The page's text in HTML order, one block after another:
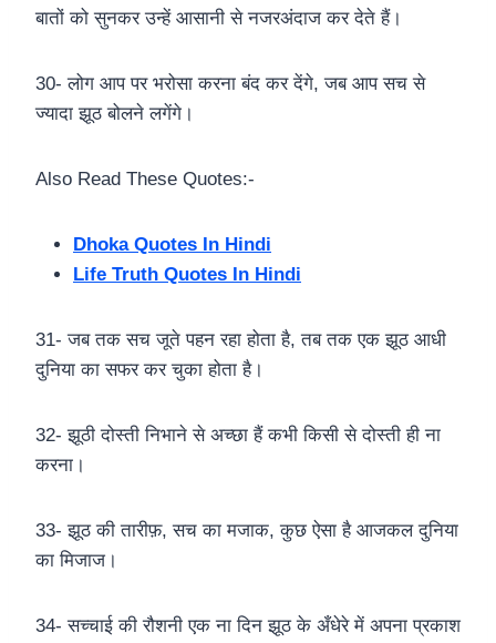
बातों को सुनकर उन्हें आसानी से नजरअंदाज कर देते हैं।
30- लोग आप पर भरोसा करना बंद कर देंगे, जब आप सच से
ज्यादा झूठ बोलने लगेंगे।
Also Read These Quotes:-
Dhoka Quotes In Hindi
Life Truth Quotes In Hindi
31- जब तक सच जूते पहन रहा होता है, तब तक एक झूठ आधी
दुनिया का सफर कर चुका होता है।
32- झूठी दोस्ती निभाने से अच्छा हैं कभी किसी से दोस्ती ही ना
करना।
33- झूठ की तारीफ़, सच का मजाक, कुछ ऐसा है आजकल दुनिया
का मिजाज।
34- सच्चाई की रौशनी एक ना दिन झूठ के अँधेरे में अपना प्रकाश